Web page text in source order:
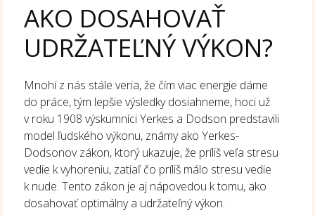
AKO DOSAHOVAŤ
UDRŽATEĽNÝ VÝKON?
Mnohí z nás stále veria, že čím viac energie dáme
do práce, tým lepšie výsledky dosiahneme, hoci už
v roku 1908 výskumníci Yerkes a Dodson predstavili
model ľudského výkonu, známy ako Yerkes-
Dodsonov zákon, ktorý ukazuje, že príliš veľa stresu
vedie k vyhoreniu, zatiaľ čo príliš málo stresu vedie
k nude. Tento zákon je aj nápovedou k tomu, ako
dosahovať optimálny a udržateľný výkon.